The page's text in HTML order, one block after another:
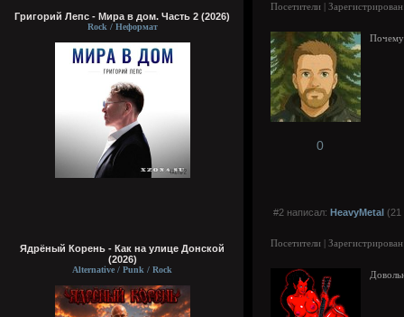
Григорий Лепс - Мира в дом. Часть 2 (2026)
Rock / Неформат
Ядрёный Корень - Как на улице Донской
(2026)
Alternative / Punk / Rock
Посетители |
Почему
0
#2 написал: HeavyMetal (21
Посетители |